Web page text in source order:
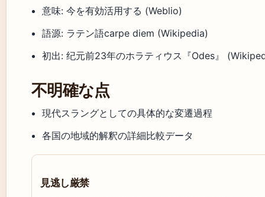
意味: 今を有効活用する (Weblio)
語源: ラテン語carpe diem (Wikipedia)
初出: 纪元前23年のホラティウス『Odes』
不明確な点
現代スラングとしての具体的な変遷過程
各国の地域的解釈の詳細比較データ
見逃し厳禁